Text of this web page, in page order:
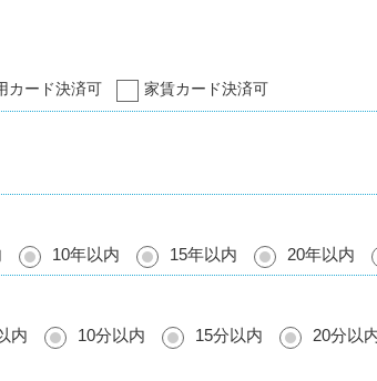
カード決済可 家賃カード決済可
10年以内 15年以内 20年以内
内 10分以内 15分以内 20分以